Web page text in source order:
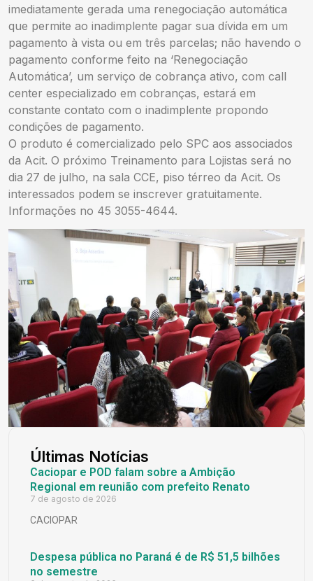
imediatamente gerada uma renegociação automática
que permite ao inadimplente pagar sua dívida em um
pagamento à vista ou em três parcelas; não havendo o
pagamento conforme feito na ‘Renegociação
Automática’, um serviço de cobrança ativo, com call
center especializado em cobranças, estará em
constante contato com o inadimplente propondo
condições de pagamento.
O produto é comercializado pelo SPC aos associados
da Acit. O próximo Treinamento para Lojistas será no
dia 27 de julho, na sala CCE, piso térreo da Acit. Os
interessados podem se inscrever gratuitamente.
Informações no 45 3055-4644.
Últimas Notícias
Caciopar e POD falam sobre a Ambição
Regional em reunião com prefeito Renato
7 de agosto de 2026
CACIOPAR
Despesa pública no Paraná é de R$ 51,5 bilhões
no semestre